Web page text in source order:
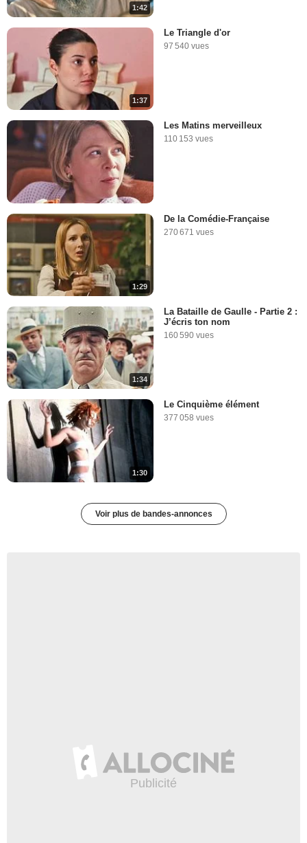
1:42
1:37
Le Triangle d'or
97 540 vues
Les Matins merveilleux
110 153 vues
1:29
De la Comédie-Française
270 671 vues
1:34
La Bataille de Gaulle - Partie 2 :
J’écris ton nom
160 590 vues
1:30
Le Cinquième élément
377 058 vues
Voir plus de bandes-annonces